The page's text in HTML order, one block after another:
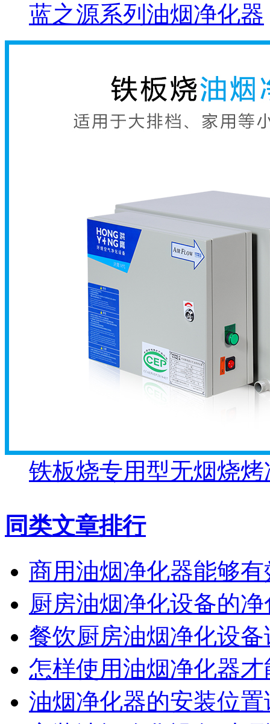
蓝之源系列油烟净化器
铁板烧专用型无烟烧
同类文章排行
商用油烟净化器能够
厨房油烟净化设备的
餐饮厨房油烟净化设
怎样使用油烟净化器
油烟净化器的安装位